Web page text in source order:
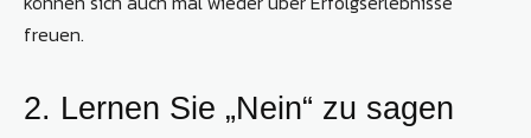
freuen.
2. Lernen Sie „Nein“ zu sagen